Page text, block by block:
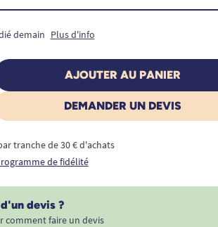
demain Plus d'info
AJOUTER AU PANIER
DEMANDER UN DEVIS
tranche de 30 € d'achats
de fidélité
devis ?
comment faire un devis